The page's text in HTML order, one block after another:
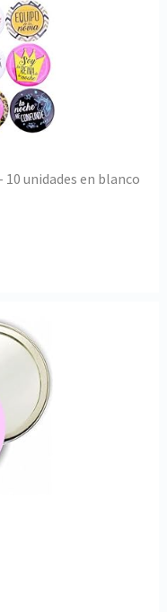
10 unidades en blanco